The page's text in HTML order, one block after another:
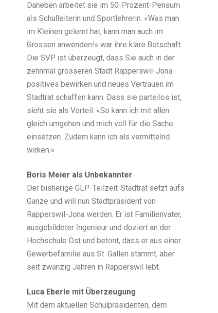
Daneben arbeitet sie im 50-Prozent-Pensum
als Schulleiterin und Sportlehrerin. «Was man
im Kleinen gelernt hat, kann man auch im
Grossen anwenden!» war ihre klare Botschaft.
Die SVP ist überzeugt, dass Sie auch in der
zehnmal grösseren Stadt Rapperswil-Jona
positives bewirken und neues Vertrauen im
Stadtrat schaffen kann. Dass sie parteilos ist,
sieht sie als Vorteil: «So kann ich mit allen
gleich umgehen und mich voll für die Sache
einsetzen. Zudem kann ich als vermittelnd
wirken.»
Boris Meier als Unbekannter
Der bisherige GLP-Teilzeit-Stadtrat setzt aufs
Ganze und will nun Stadtpräsident von
Rapperswil-Jona werden. Er ist Familienvater,
ausgebildeter Ingenieur und doziert an der
Hochschule Ost und betont, dass er aus einer
Gewerbefamilie aus St. Gallen stammt, aber
seit zwanzig Jahren in Rapperswil lebt.
Luca Eberle mit Überzeugung
Mit dem aktuellen Schulpräsidenten, dem